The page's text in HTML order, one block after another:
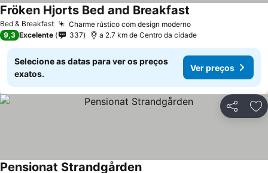
Bed & Breakfast Charme rústico com design modernoVer preços
Fröken Hjorts Bed and Breakfast
9,3 Excelente 337 a 2.7 km de Centro da cidade
Selecione as datas para ver os preços
exatos.
Ver preços
Partilhar
Pensionat Strandgården